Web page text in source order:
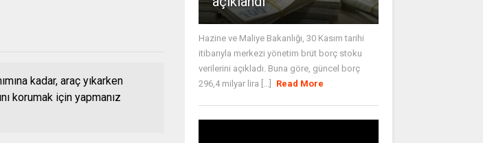
kadar, araç yıkarken
korumak için yapmanız
Hazine ve Maliye Bakanlığı, 30 Kasım tarihi
itibarıyla merkezi yönetim brüt borç stoku
verilerini açıkladı. Buna göre, güncel borç
296,4 milyar lira [...]
Read More